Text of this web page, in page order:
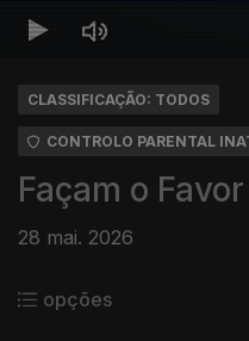
CLASSIFICAÇÃO: TODOS
CONTROLO PARENTAL
Façam o
28 mai. 2026
opções